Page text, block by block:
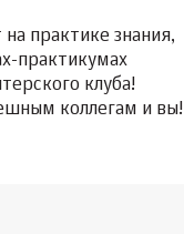
практике знания,
практикумах
клуба!
коллегам и вы!